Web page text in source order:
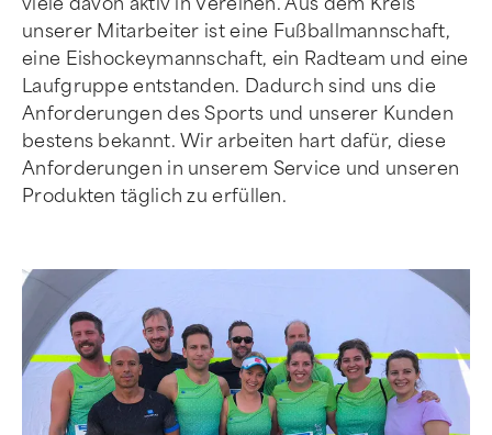
unserer Mitarbeiter ist eine Fußballmannschaft,
eine Eishockeymannschaft, ein Radteam und eine
Laufgruppe entstanden. Dadurch sind uns die
Anforderungen des Sports und unserer Kunden
bestens bekannt. Wir arbeiten hart dafür, diese
Anforderungen in unserem Service und unseren
Produkten täglich zu erfüllen.